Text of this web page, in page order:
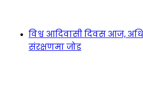
विश्व आदिवासी दिवस आज,
संरक्षणमा जोड